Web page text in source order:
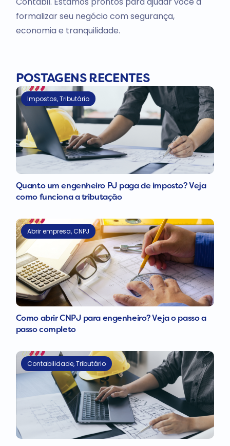
formalizar seu negócio com segurança,
economia e tranquilidade.
POSTAGENS RECENTES
Impostos,Tributário
Quanto um engenheiro PJ paga de imposto? Veja
como funciona a tributação
Abrir empresa,CNPJ
Como abrir CNPJ para engenheiro? Veja o passo a
passo completo
Contabilidade,Tributário